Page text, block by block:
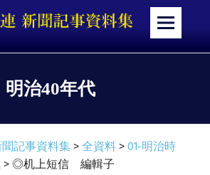
メ
明治40年代
記事資料集>全資料>01-明治時
>◎机上短信 編輯子